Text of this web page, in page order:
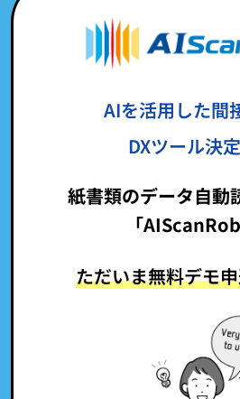
AIを活用した間
DXツール決
紙書類のデータ自動
「
ただいま無料デモ